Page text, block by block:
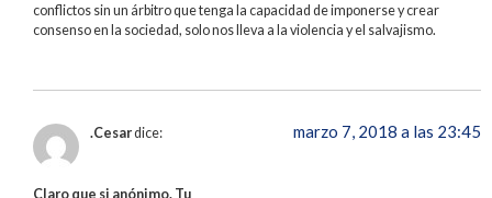
conflictos sin un árbitro que tenga la capacidad de imponerse y crear
consenso en la sociedad, solo nos lleva a la violencia y el salvajismo.
.Cesardice: marzo 7, 2018 a las 23:45
Claro que si anónimo. Tu